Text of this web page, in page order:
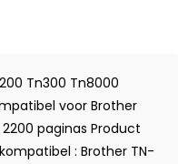
Tn300 Tn8000
voor Brother
paginas Product
: Brother TN-